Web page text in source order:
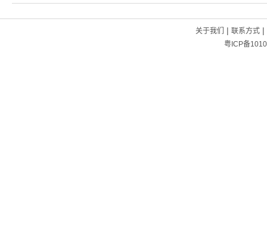
关于我们 | 联系方式|
粤ICP备